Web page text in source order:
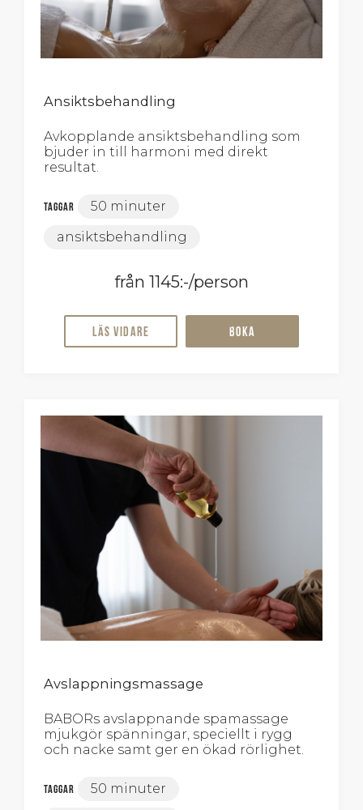
Ansiktsbehandling
Avkopplande ansiktsbehandling som
bjuder in till harmoni med direkt
resultat.
Taggar
50 minuter
ansiktsbehandling
från 1145:-/person
Läs vidare Boka
Avslappningsmassage
BABORs avslappnande spamassage
mjukgör spänningar, speciellt i rygg
och nacke samt ger en ökad rörlighet.
Taggar
50 minuter